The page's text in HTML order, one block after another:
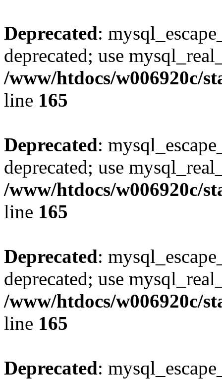
Deprecated:
deprecated; use
/www/htdocs/w006920c/
line 165
Deprecated:
deprecated; use
/www/htdocs/w006920c/
line 165
Deprecated:
deprecated; use
/www/htdocs/w006920c/
line 165
Deprecated: